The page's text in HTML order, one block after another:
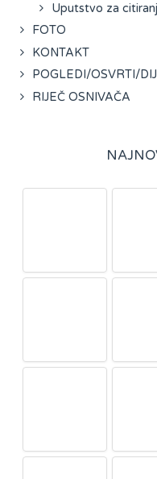
Uputstvo za
FOTO
KONTAKT
POGLEDI/OSVRTI/
RIJEČ OSNIVAČA